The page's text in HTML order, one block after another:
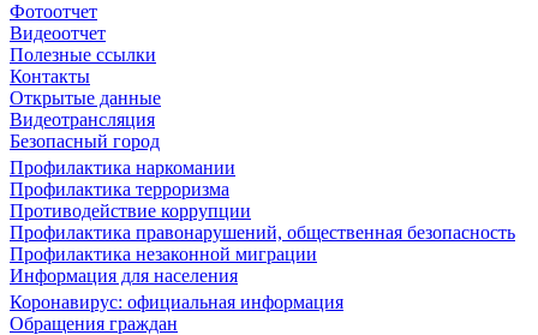
Фотоотчет
Видеоотчет
Полезные ссылки
Контакты
Открытые данные
Видеотрансляция
Безопасный город
Профилактика наркомании
Профилактика терроризма
Противодействие коррупции
Профилактика правонарушений, общественная безопасность
Профилактика незаконной миграции
Информация для населения
Коронавирус: официальная информация
Обращения граждан